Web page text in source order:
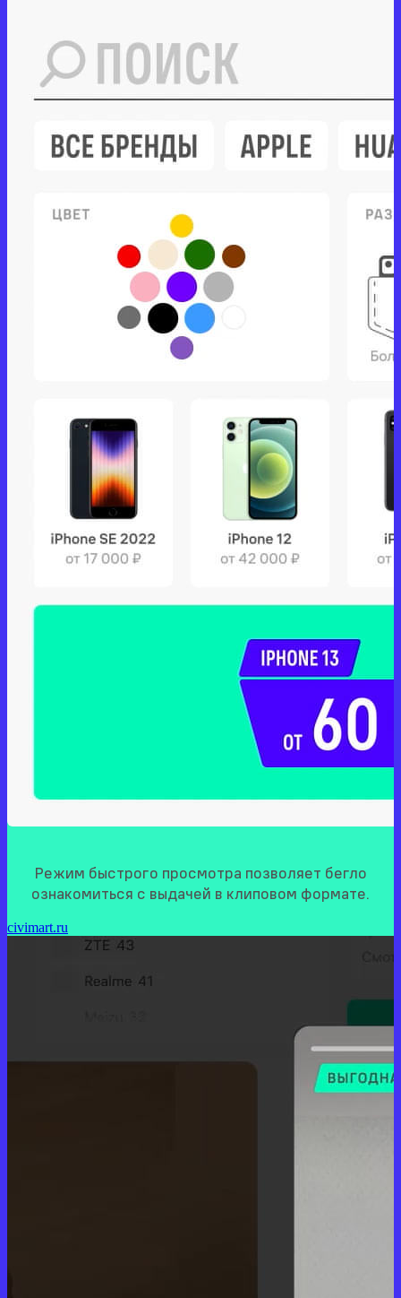
Режим быстрого просмотра позволяет бегло
ознакомиться с выдачей в клиповом формате.
civimart.ru